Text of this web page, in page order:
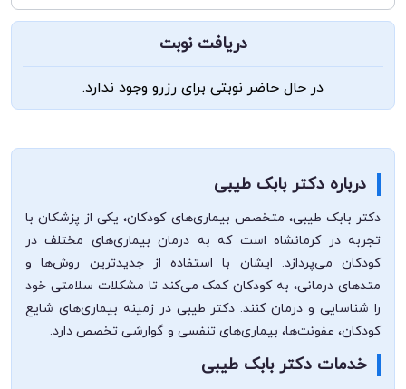
دریافت نوبت
در حال حاضر نوبتی برای رزرو وجود ندارد.
درباره دکتر بابک طیبی
دکتر بابک طیبی، متخصص بیماری‌های کودکان، یکی از پزشکان با
تجربه در کرمانشاه است که به درمان بیماری‌های مختلف در
کودکان می‌پردازد. ایشان با استفاده از جدیدترین روش‌ها و
متدهای درمانی، به کودکان کمک می‌کند تا مشکلات سلامتی خود
را شناسایی و درمان کنند. دکتر طیبی در زمینه بیماری‌های شایع
کودکان، عفونت‌ها، بیماری‌های تنفسی و گوارشی تخصص دارد.
خدمات دکتر بابک طیبی